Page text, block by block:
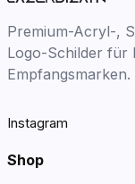
Premium-Acryl-,
Logo-Schilder für
Empfangsmarken.
Instagram
Shop